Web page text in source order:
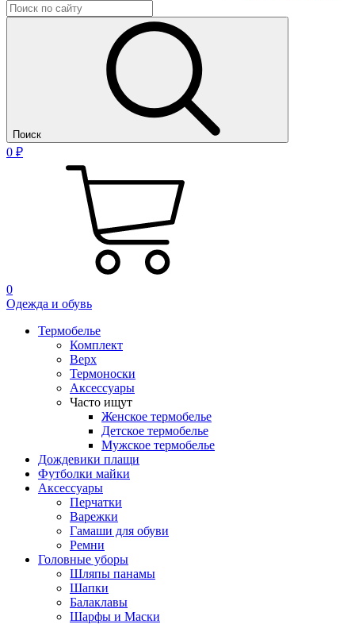
Поиск
0 ₽
0
Одежда и обувь
Термобелье
Комплект
Верх
Термоноски
Аксессуары
Часто ищут
Женское термобелье
Детское термобелье
Мужское термобелье
Дождевики плащи
Футболки майки
Аксессуары
Перчатки
Варежки
Гамаши для обуви
Ремни
Головные уборы
Шляпы панамы
Шапки
Балаклавы
Шарфы и Маски